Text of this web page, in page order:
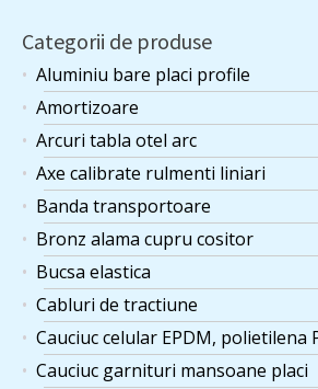
Categorii de produse
Aluminiu bare placi profile
Amortizoare
Arcuri tabla otel arc
Axe calibrate rulmenti liniari
Banda transportoare
Bronz alama cupru cositor
Bucsa elastica
Cabluri de tractiune
Cauciuc celular EPDM, polietilena
Cauciuc garnituri mansoane placi